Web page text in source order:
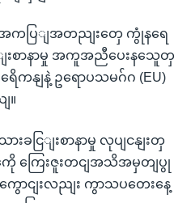
အကပြျအတညျးတှေ ကွုံနရေ
ျးစာနာမှု အကူအညီပေးနသေူတှ
နျနဲ့ ဥရောပသမဂ်ဂ (EU)
။
ခငြျးစာနာမှု လုပျငနျးတှ
ေို ကြေးဇူးတငျအသိအမှတျပွု
ောငျးလညျး ကွာသပတေးနေ့